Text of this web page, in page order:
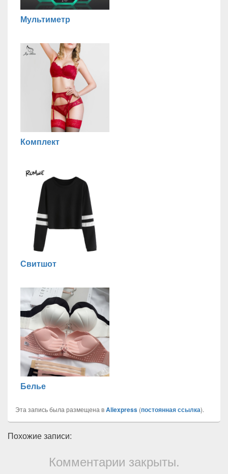
Мультиметр
Комплект
Свитшот
Белье
Эта запись была размещена вAliexpress (постоянная ссылка).
Похожие записи:
Комментарии закрыты.